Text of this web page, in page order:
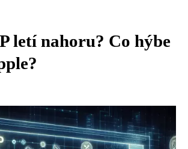
letí nahoru? Co hýbe